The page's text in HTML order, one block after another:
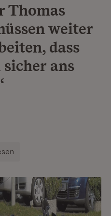
Thomas
weiter
dass
ans